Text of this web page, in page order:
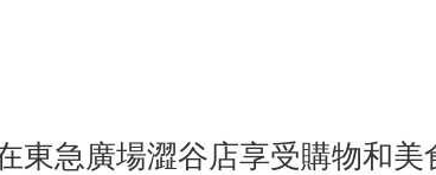
東急廣場澀谷店享受購物和